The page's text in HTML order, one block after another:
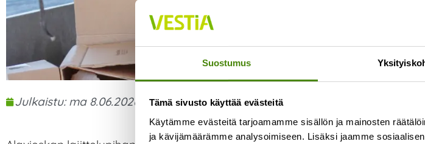
Suostumus
Tämä sivusto käyttää evästeitä
Käytämme evästeitä tarjoamamme sisällön ja mainosten
ja kävijämäärämme analysoimiseen. Lisäksi jaamme
Julkaistu: ma 8.06.2026 klo10:39